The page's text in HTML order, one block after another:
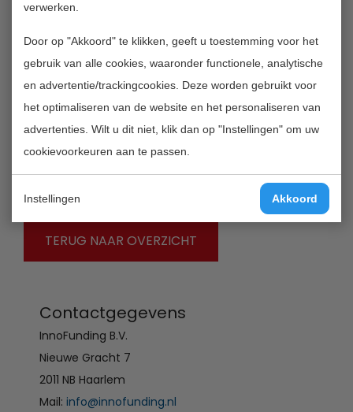
verwerken.
Door op "Akkoord" te klikken, geeft u toestemming voor het
gebruik van alle cookies, waaronder functionele, analytische
en advertentie/trackingcookies. Deze worden gebruikt voor
het optimaliseren van de website en het personaliseren van
advertenties. Wilt u dit niet, klik dan op "Instellingen" om uw
cookievoorkeuren aan te passen.
Instellingen Akkoord
main innovation challenges with Members of the
European Parliament, Commissioners and high-level
EU-officials. Solutions with the aim to improve Europe's
innovation performance will be suggested and
discussed, and they will inspire policy makers in the
decisions to be made.
TERUG NAAR OVERZICHT
Contactgegevens
InnoFunding B.V.
Nieuwe Gracht 7
2011 NB Haarlem
Mail: info@innofunding.nl